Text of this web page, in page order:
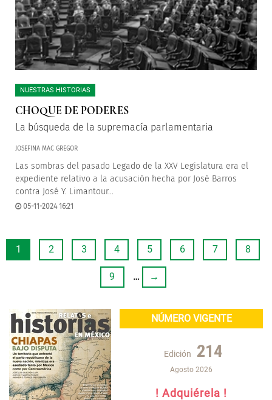
NUESTRAS HISTORIAS
CHOQUE DE PODERES
La búsqueda de la supremacía parlamentaria
JOSEFINA MAC GREGOR
Las sombras del pasado Legado de la XXV Legislatura era el
expediente relativo a la acusación hecha por José Barros
contra José Y. Limantour...
05-11-2024 16:21
1 2 3 4 5 6 7 8
9 … →
NÚMERO VIGENTE
Edición 214
Agosto 2026
! Adquiérela !